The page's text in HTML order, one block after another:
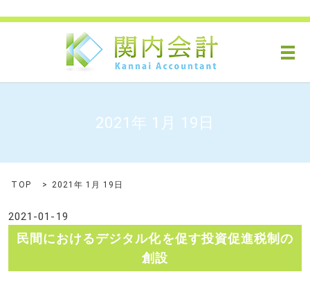
メ
2021年 1月 19日
TOP 2021年 1月 19日
2021-01-19
民間におけるデジタル化を促す投資促進税制の
創設